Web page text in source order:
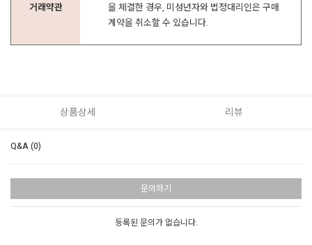
거래약관
을 체결한 경우, 미성년자와 법정대리인은 구매
계약을 취소할 수 있습니다.
상품상세 리뷰
Q&A (0)
문의하기
등록된 문의가 없습니다.